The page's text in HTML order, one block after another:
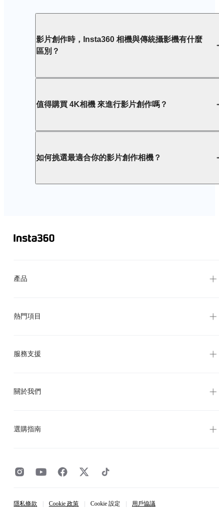
影片創作時，Insta360 相機與傳統攝影機有什麼
區別？
值得購買 4K相機 來進行影片創作嗎？
如何挑選最適合你的影片創作相機？
產品
熱門項目
服務支援
關於我們
選購指南
隱私條款 Cookie 政策 Cookie 設定 用戶協議